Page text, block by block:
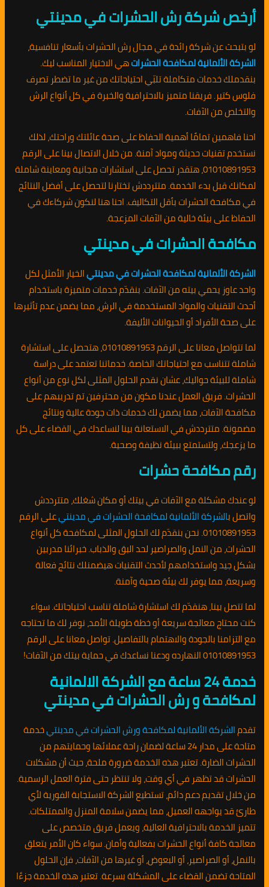
أرخص شركة رش الحشرات في مدينتي
لو بتبحث عن شركة رائدة في مجال رش الحشرات بأسعار تنافسية،
الشركة الألمانية لمكافحة الحشراتهي الاختيار المناسب ليك.
بنقدملك خدمات متكاملة تلبّي احتياجاتك من غير ما تضطر تصرف
فلوس كتير. فريقنا متميز بالاحترافية والخبرة في كل أنواع الرش
والتخلص من الآفات.
احنا فاهمين تمامًا أهمية الحفاظ على صحة عائلتك وراحتك، لذلك
نستخدم تقنيات حديثة ومواد آمنة. من خلال الاتصال بينا على الرقم
01010891953، هتقدر تحصل على استشارات مجانية ومعاينة شاملة
لمكانك قبل بدء الخدمة. متترددش تختارنا لتحصل على أفضل النتائج
في مكافحة الحشرات بأقل التكاليف. احنا هنا لنكون شركاءك في
الحفاظ على بيئة خالية من الآفات المزعجة.
مكافحة الحشرات في مدينتي
الشركة الألمانية لمكافحة الحشرات في مدينتيالخيار الأمثل لكل
واحد عاوز يحمي بيته من الآفات. بنقدّم خدمات متميزة باستخدام
أحدث التقنيات والمواد المستخدمة في الرش، مما يضمن عدم تأثيرها
على صحة الأفراد أو الحيوانات الأليفة.
لما تتواصل معانا على الرقم 01010891953، هتحصل على استشارة
شاملة تتناسب مع احتياجاتك الخاصة. خدماتنا تعتمد على دراسة
شاملة للبيئة حواليك، عشان نقدم الحلول المثلى لكل نوع من أنواع
الحشرات. فريق العمل عندنا مكون من محترفين تم تدريبهم على
مكافحة الآفات، مما يضمن لك خدمات ذات جودة عالية ونتائج
مضمونة. متترددش في الاستعانة بينا لنساعدك في القضاء على كل
ما يزعجك، ولتستمتع ببيئة نظيفة وصحية.
رقم مكافحة حشرات
لو عندك مشكلة مع الآفات في بيتك أو مكان شغلك، متترددش
واتصل بالشركة الألمانية لمكافحة الحشرات في مدينتيعلى الرقم
01010891953. نحن بنقدّم لك الحلول المثلى لمكافحة كل أنواع
الحشرات، من النمل والصراصير لحد البق والذباب. خبرائنا مدربين
بشكل جيد واستخدامهم لأحدث التقنيات هيضمنلك نتائج فعالة
وسريعة، مما يوفر لك بيئة صحية وآمنة.
لما تتصل بينا، هنقدّم لك استشارة شاملة تناسب احتياجاتك. سواء
كنت محتاج معالجة سريعة أو خطة طويلة الأمد، نوفر لك ما تحتاجه
مع التزامنا بالجودة والاهتمام بالتفاصيل. تواصل معانا على الرقم
01010891953 النهارده ودعنا نساعدك في حماية بيتك من الآفات!
خدمة 24 ساعة مع الشركة الالمانية
لمكافحة و رش الحشرات في مدينتي
تقدمالشركة الألمانية لمكافحة ورش الحشرات في مدينتيخدمة
متاحة على مدار 24 ساعة لضمان راحة عملائها وحمايتهم من
الحشرات الضارة. تعتبر هذه الخدمة ضرورة ملحة، حيث أن مشكلات
الحشرات قد تظهر في أي وقت، ولا تنتظر حتى فترة العمل الرسمية.
من خلال تقديم دعم دائم، تستطيع الشركة الاستجابة الفورية لأي
طارئ قد يواجهه العميل، مما يضمن سلامة المنزل والممتلكات.
تتميز الخدمة بالاحترافية العالية، ويعمل فريق متخصص على
معالجة كافة أنواع الحشرات بفعالية وأمان. سواء كان الأمر يتعلق
بالنمل، أو الصراصير، أو البعوض، أو غيرها من الآفات، فإن الحلول
المتاحة تضمن القضاء على المشكلة بسرعة. تعتبر هذه الخدمة جزءًا